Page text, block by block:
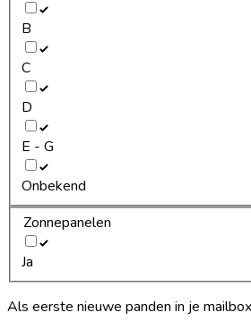
B
C
D
E - G
Onbekend
Zonnepanelen
Ja
Als eerste nieuwe panden in je